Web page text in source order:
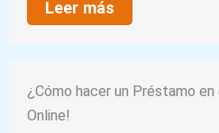
Leer más
¿Cómo hacer un Préstamo en
Online!